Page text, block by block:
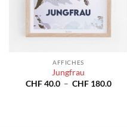
AFFICHES
Jungfrau
CHF40.0 – CHF180.0Plage